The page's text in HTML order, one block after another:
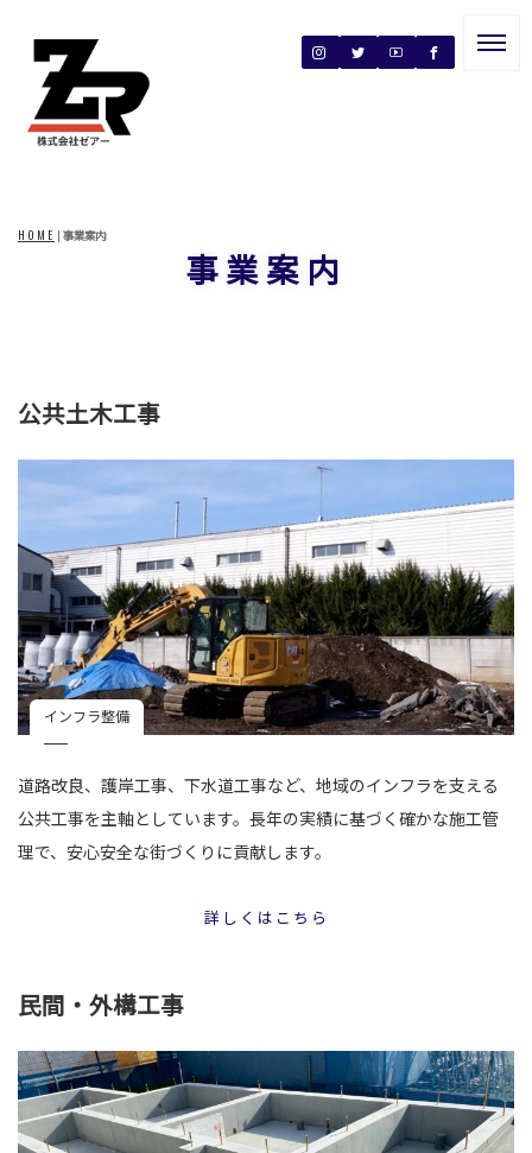
HOME | 事業案内
事業案内
公共土木工事
インフラ整備
道路改良、護岸工事、下水道工事など、地域のインフラを支える
公共工事を主軸としています。長年の実績に基づく確かな施工管
理で、安心安全な街づくりに貢献します。
詳しくはこちら
民間・外構工事